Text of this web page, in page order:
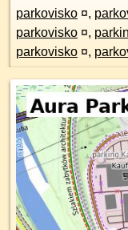
parkovisko ¤,
parkovisko ¤,
parkovisko ¤,